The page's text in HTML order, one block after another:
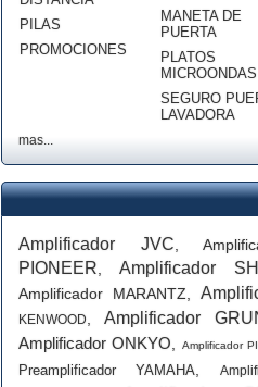
PILAS
PROMOCIONES
MANETA DE
PUERTA
PLATOS
MICROONDAS
SEGURO
LAVADORA
mas...
Amplificador JVC
PIONEER ,Amplificador
Amplificador MARANTZ
KENWOOD ,Amplificador
Amplificador ONKYO Amplificador
Preamplificador YAMAHA